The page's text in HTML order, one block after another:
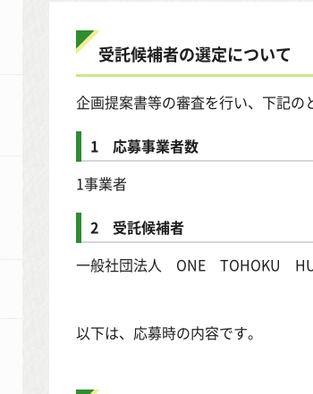
受託候補者の選定について
企画提案書等の審査を行い、下記の
1 応募事業者数
1事業者
2 受託候補者
一般社団法人 ONE TOHOKU
以下は、応募時の内容です。